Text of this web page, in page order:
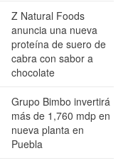
Z Natural Foods
anuncia una nueva
proteína de suero de
cabra con sabor a
chocolate
Grupo Bimbo invertirá
más de 1,760 mdp en
nueva planta en
Puebla